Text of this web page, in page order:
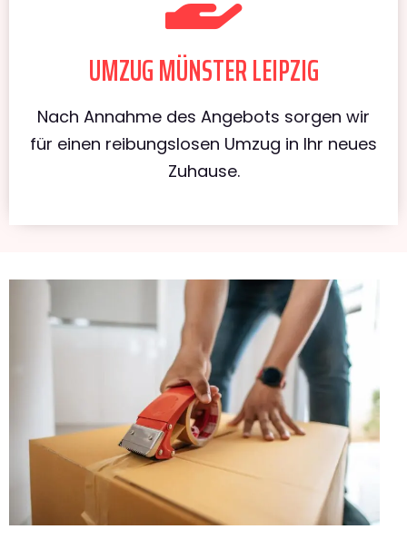
UMZUG MÜNSTER LEIPZIG
Nach Annahme des Angebots sorgen wir
für einen reibungslosen Umzug in Ihr neues
Zuhause.